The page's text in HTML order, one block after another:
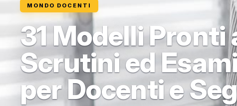
MONDO DOCENTI
31 Modelli Pronti
Scrutini ed
per Docenti e